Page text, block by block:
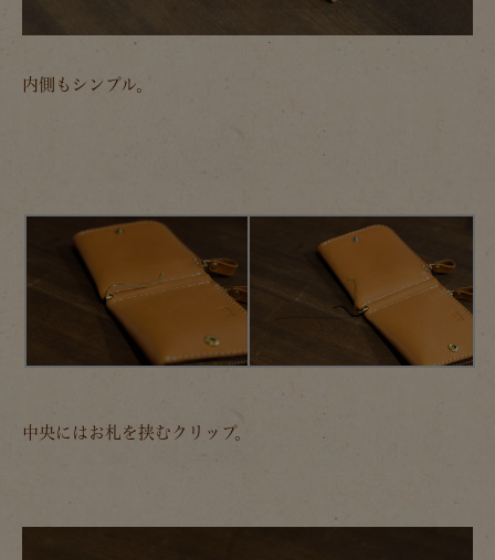
内側もシンプル。
中央にはお札を挟むクリップ。